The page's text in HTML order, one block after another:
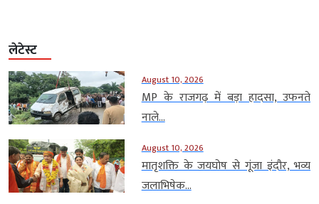
लेटेस्ट
August 10, 2026
MP के राजगढ़ में बड़ा हादसा, उफनते
नाले...
August 10, 2026
मातृशक्ति के जयघोष से गूंजा इंदौर, भव्य
जलाभिषेक...